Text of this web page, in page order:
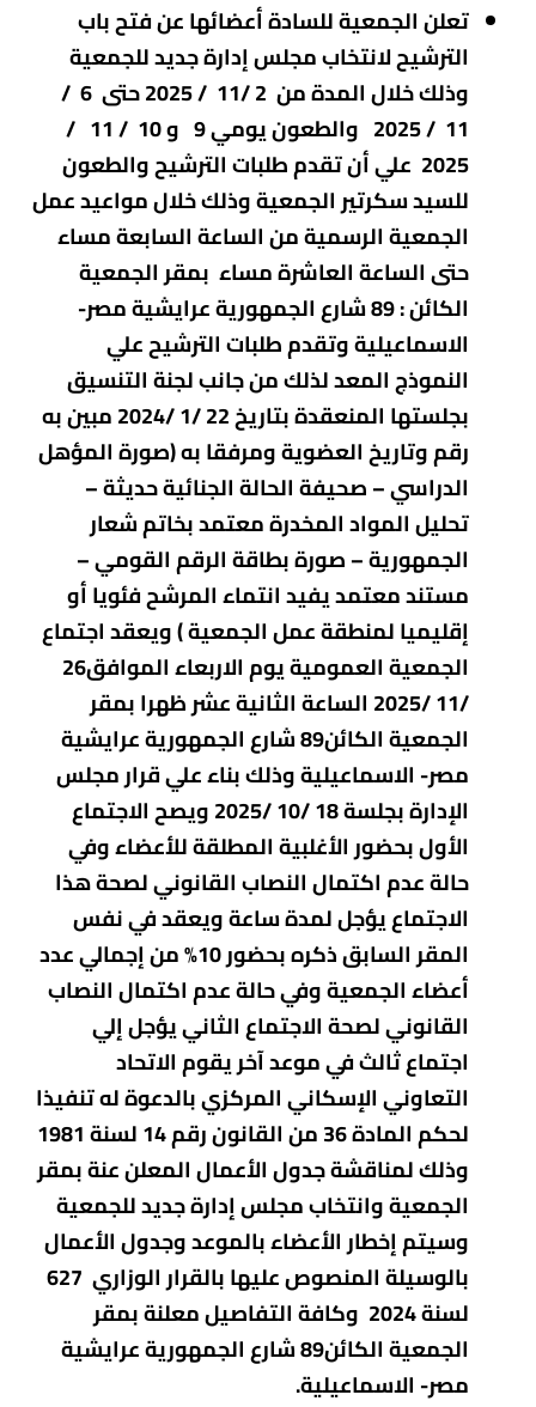
تعلن الجمعية للسادة أعضائها عن فتح باب
الترشيح لانتخاب مجلس إدارة جديد للجمعية
وذلك خلال المدة من 2 /11 / 2025 حتى 6 /
11 / 2025 والطعون يومي 9 و 10 / 11 /
2025 علي أن تقدم طلبات الترشيح والطعون
للسيد سكرتير الجمعية وذلك خلال مواعيد عمل
الجمعية الرسمية من الساعة السابعة مساء
حتى الساعة العاشرة مساء بمقر الجمعية
الكائن : 89 شارع الجمهورية عرايشية مصر-
الاسماعيلية وتقدم طلبات الترشيح علي
النموذج المعد لذلك من جانب لجنة التنسيق
بجلستها المنعقدة بتاريخ 22 /1 /2024 مبين به
رقم وتاريخ العضوية ومرفقا به (صورة المؤهل
الدراسي – صحيفة الحالة الجنائية حديثة –
تحليل المواد المخدرة معتمد بخاتم شعار
الجمهورية – صورة بطاقة الرقم القومي –
مستند معتمد يفيد انتماء المرشح فئويا أو
إقليميا لمنطقة عمل الجمعية ) ويعقد اجتماع
الجمعية العمومية يوم الاربعاء الموافق26
/11 /2025 الساعة الثانية عشر ظهرا بمقر
الجمعية الكائن89 شارع الجمهورية عرايشية
مصر- الاسماعيلية وذلك بناء علي قرار مجلس
الإدارة بجلسة 18 /10 /2025 ويصح الاجتماع
الأول بحضور الأغلبية المطلقة للأعضاء وفي
حالة عدم اكتمال النصاب القانوني لصحة هذا
الاجتماع يؤجل لمدة ساعة ويعقد في نفس
المقر السابق ذكره بحضور 10% من إجمالي عدد
أعضاء الجمعية وفي حالة عدم اكتمال النصاب
القانوني لصحة الاجتماع الثاني يؤجل إلي
اجتماع ثالث في موعد آخر يقوم الاتحاد
التعاوني الإسكاني المركزي بالدعوة له تنفيذا
لحكم المادة 36 من القانون رقم 14 لسنة 1981
وذلك لمناقشة جدول الأعمال المعلن عنة بمقر
الجمعية وانتخاب مجلس إدارة جديد للجمعية
وسيتم إخطار الأعضاء بالموعد وجدول الأعمال
بالوسيلة المنصوص عليها بالقرار الوزاري 627
لسنة 2024 وكافة التفاصيل معلنة بمقر
الجمعية الكائن89 شارع الجمهورية عرايشية
مصر- الاسماعيلية.